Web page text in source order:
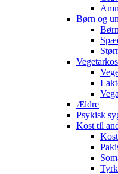
Børn og
Ældre
Psykisk
Kost til